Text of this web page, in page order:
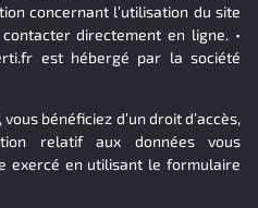
concernant l’utilisation du site
directement en ligne. •
est hébergé par la société
bénéficiez d’un droit d’accès,
relatif aux données vous
exercé en utilisant le formulaire